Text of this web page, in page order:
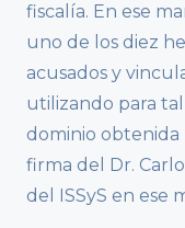
fiscalía. En ese
uno de los diez
acusados y
utilizando para
dominio obtenida
firma del Dr.
del ISSyS en ese